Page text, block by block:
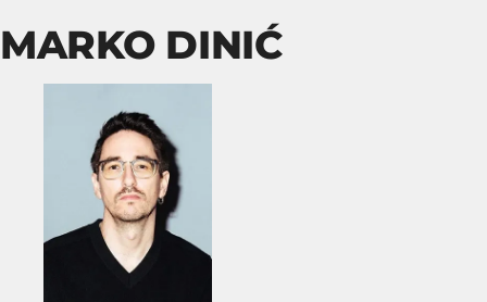
MARKO DINIĆ